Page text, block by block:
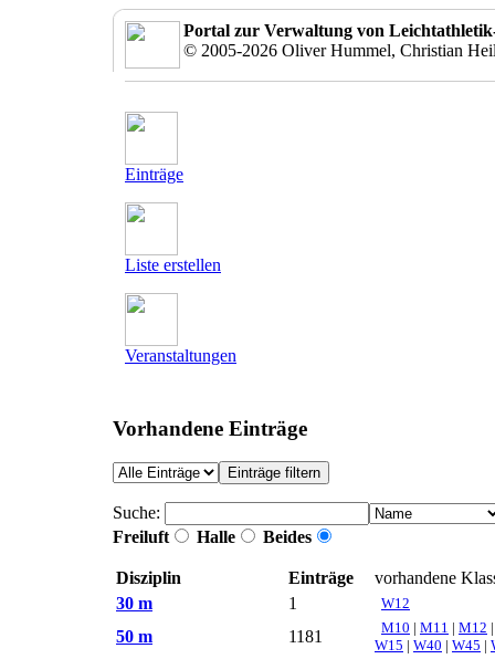
Portal zur Verwaltung von
© 2005-2026 Oliver Hummel, Christian
Einträge
Liste erstellen
Veranstaltungen
Vorhandene Einträge
Suche:
Freiluft
Halle Beides
Disziplin Einträge
vorhandene
30 m
1 W12
50 m 1181 M10 | M11 | M12
W15 | W40 | W45 |